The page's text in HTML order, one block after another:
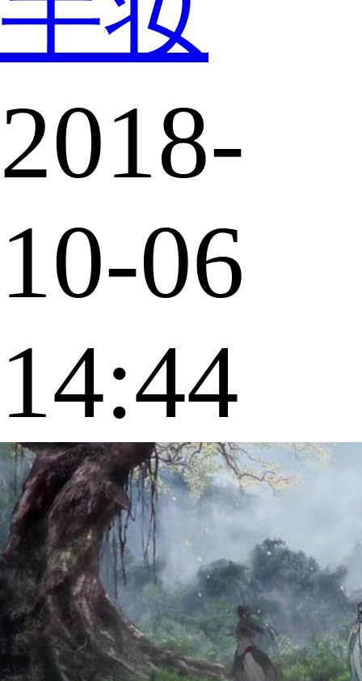
2018-
10-06
14:44